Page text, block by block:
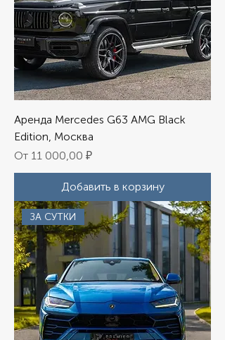
Аренда Mercedes G63 AMG Black
Edition, Москва
От 11 000,00 ₽
Цена со скидкой
Добавить в корзину
ЗА СУТКИ